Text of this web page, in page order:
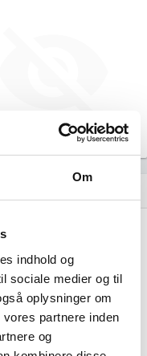
Om
indhold og
sociale medier og til
oplysninger om
partnere inden
og
Afkastningsgrad
file_download
file_download